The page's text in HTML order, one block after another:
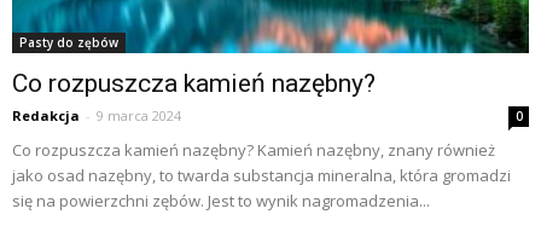
Pasty do zębów
Co rozpuszcza kamień nazębny?
Redakcja - 9 marca 2024 0
Co rozpuszcza kamień nazębny? Kamień nazębny, znany również
jako osad nazębny, to twarda substancja mineralna, która gromadzi
się na powierzchni zębów. Jest to wynik nagromadzenia...